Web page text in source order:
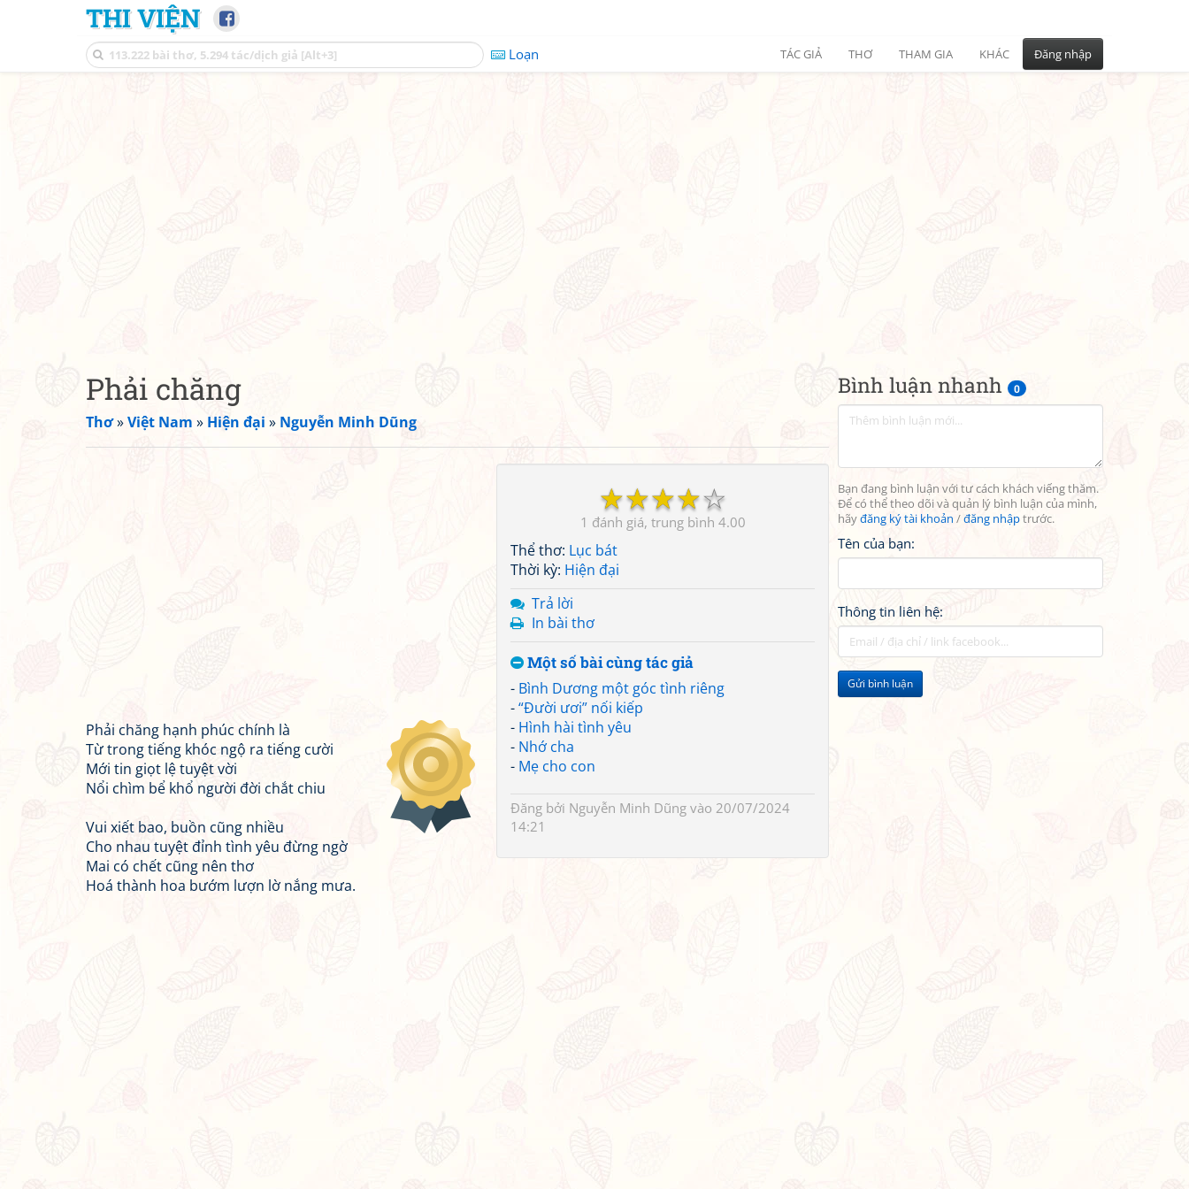
THI VIỆN
Loạn TÁC GIẢ THƠ THAM GIA KHÁC Đăng nhập
Bình luận nhanh 0
Bạn đang bình luận với tư cách khách viếng thăm.
Để có thể theo dõi và quản lý bình luận của mình,
hãyđăng ký tài khoản /đăng nhậptrước.
Tên của bạn:
Thông tin liên hệ:
Gửi bình luận
Phải chăng
Thơ»Việt Nam » Hiện đại » Nguyễn Minh Dũng
☆
☆
☆
☆
☆
1 4.00
Thể thơ: Lục bát
Thời kỳ: Hiện đại
Trả lời
In bài thơ
Một số bài cùng tác giả
- Bình Dương một góc tình riêng
-“Đười ươi” nối kiếp
- Hình hài tình yêu
- Nhớ cha
- Mẹ cho con
Đăng bởi Nguyễn Minh Dũng vào 20/07/2024
14:21
Phải chăng hạnh phúc chính là
Từ trong tiếng khóc ngộ ra tiếng cười
Mới tin giọt lệ tuyệt vời
Nổi chìm bể khổ người đời chắt chiu
Vui xiết bao, buồn cũng nhiều
Cho nhau tuyệt đỉnh tình yêu đừng ngờ
Mai có chết cũng nên thơ
Hoá thành hoa bướm lượn lờ nắng mưa.